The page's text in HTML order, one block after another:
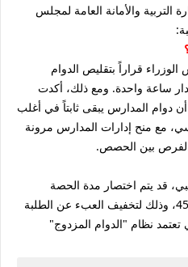
التربية والأمانة العامة لمجلس
قراراً بتقليص الدوام
ساعة واحدة. ومع ذلك، أكدت
دوام المدارس يبقى ثابتاً في أغلب
مع منح إدارات المدارس مرونة
بين الحصص.
قد يتم اختصار مدة الحصة
الدراسية لتكون 40 دقيقة بدلاً من 45، وذلك لتخفيف العبء عن الطلبة
نظام "الدوام المزدوج"